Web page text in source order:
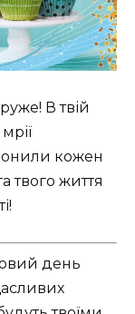
В твій
кожен
твого життя
день